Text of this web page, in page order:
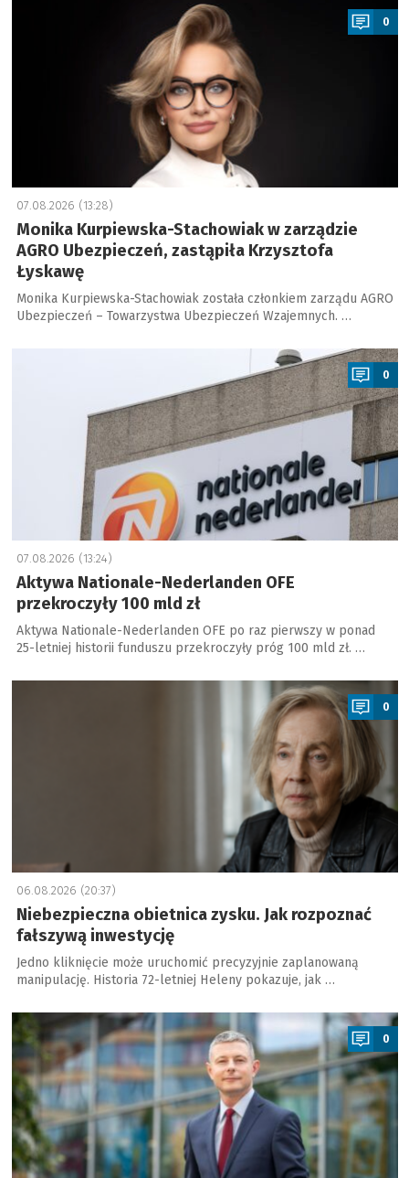
0
07.08.2026 (13:28)
Monika Kurpiewska-Stachowiak w zarządzie
AGRO Ubezpieczeń, zastąpiła Krzysztofa
Łyskawę
Monika Kurpiewska-Stachowiak została członkiem zarządu AGRO
Ubezpieczeń – Towarzystwa Ubezpieczeń Wzajemnych. …
0
07.08.2026 (13:24)
Aktywa Nationale-Nederlanden OFE
przekroczyły 100 mld zł
Aktywa Nationale-Nederlanden OFE po raz pierwszy w ponad
25-letniej historii funduszu przekroczyły próg 100 mld zł. …
a
0
06.08.2026 (20:37)
Niebezpieczna obietnica zysku. Jak rozpoznać
fałszywą inwestycję
Jedno kliknięcie może uruchomić precyzyjnie zaplanowaną
manipulację. Historia 72-letniej Heleny pokazuje, jak …
a
0